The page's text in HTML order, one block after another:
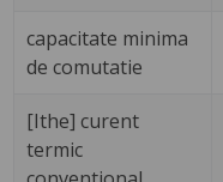
capacitate minima
de comutatie
[Ithe] curent
termic